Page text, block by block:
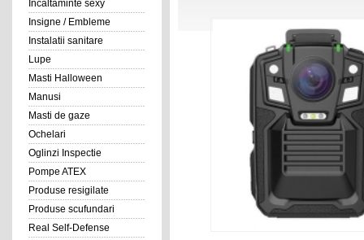
Incaltaminte sexy
Insigne / Embleme
Instalatii sanitare
Lupe
Masti Halloween
Manusi
Masti de gaze
Ochelari
Oglinzi Inspectie
Pompe ATEX
Produse resigilate
Produse scufundari
Real Self-Defense